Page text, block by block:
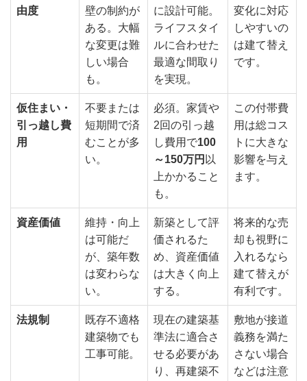
由度
壁の制約が
ある。大幅
な変更は難
しい場合
も。
に設計可能。
ライフスタイ
ルに合わせた
最適な間取り
を実現。
変化に対応
しやすいの
は建て替え
です。
仮住まい・
引っ越し費
用
不要または
短期間で済
むことが多
い。
必須。家賃や
2回の引っ越
し費用で100
～150万円 以
上かかること
も。
この付帯費
用は総コス
トに大きな
影響を与え
ます。
資産価値
維持・向上
は可能だ
が、築年数
は変わらな
い。
新築として評
価されるた
め、資産価値
は大きく向上
する。
将来的な売
却も視野に
入れるなら
建て替えが
有利です。
法規制
既存不適格
建築物でも
工事可能。
現在の建築基
準法に適合さ
せる必要があ
り、再建築不
敷地が接道
義務を満た
さない場合
などは注意